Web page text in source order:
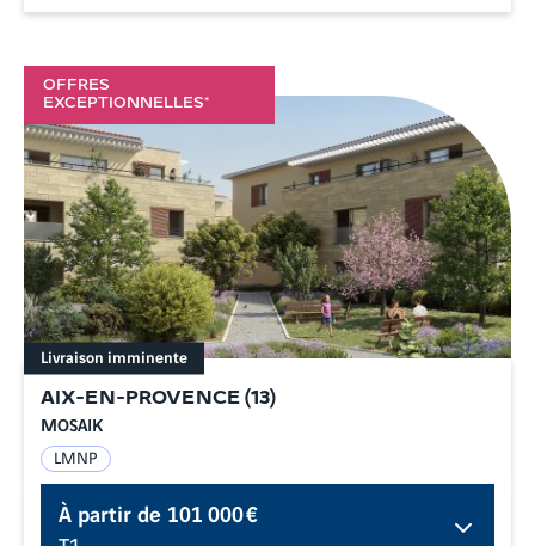
OFFRES
EXCEPTIONNELLES*
AIX-EN-PROVENCE (13)
MOSAIK
Livraison imminente
LMNP
À partir de101 000 €